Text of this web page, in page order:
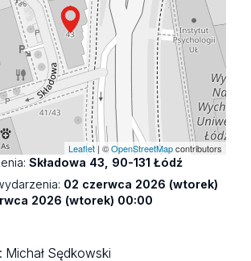
Leaflet| ©OpenStreetMapcontributors
Składowa 43, 90-131 Łódź
02 czerwca 2026 (wtorek)
2026 (wtorek) 00:00
Michał Sędkowski